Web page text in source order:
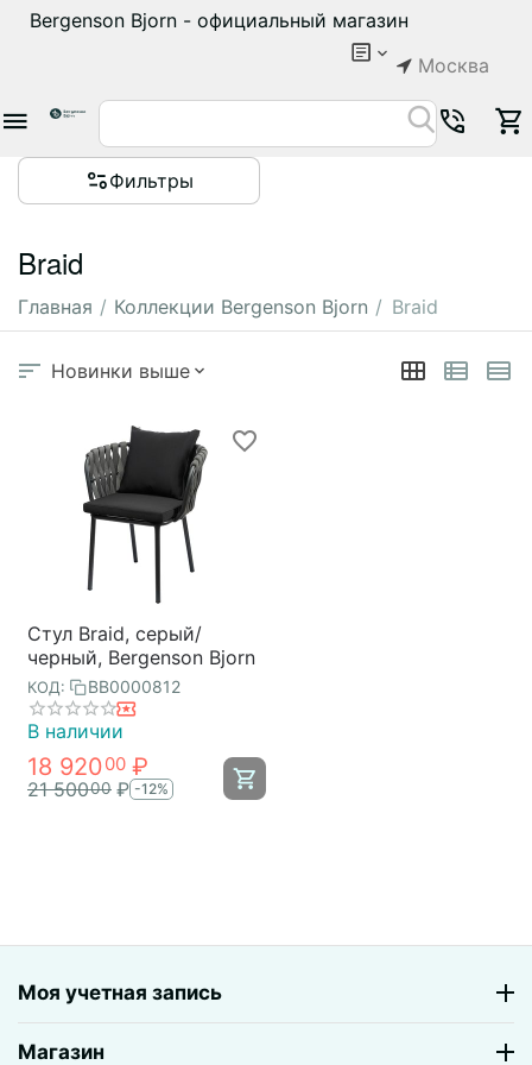
Bergenson Bjorn - официальный магазин
Москва
Фильтры
Braid
Главная / Коллекции Bergenson Bjorn / Braid
Новинки выше
Стул Braid, серый/
черный, Bergenson Bjorn
КОД: BB0000812
В наличии
18 92000 ₽
21 50000 ₽ -12%
Моя учетная запись
Магазин